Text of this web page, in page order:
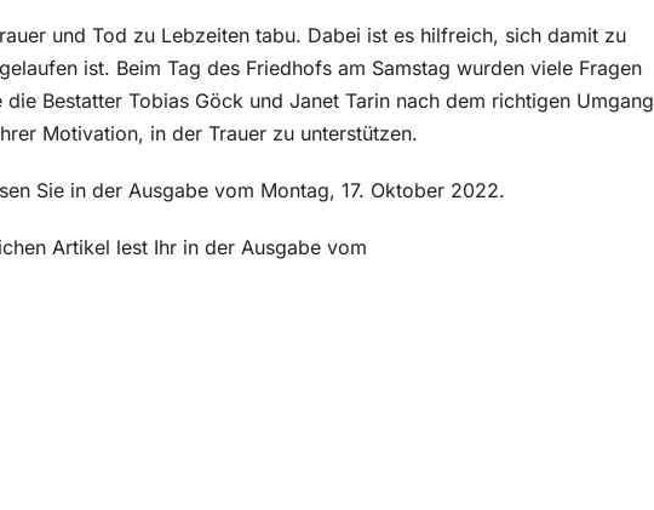
und Tod zu Lebzeiten tabu. Dabei ist es hilfreich, sich damit zu
ist. Beim Tag des Friedhofs am Samstag wurden viele Fragen
Bestatter Tobias Göck und Janet Tarin nach dem richtigen Umgang
Motivation, in der Trauer zu unterstützen.
Sie in der Ausgabe vom Montag, 17. Oktober 2022.
Artikel lest Ihr in der Ausgabe vom